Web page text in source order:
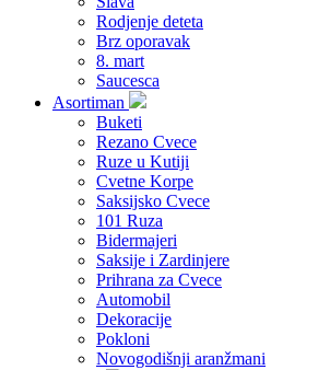
Rodjenje deteta
Brz oporavak
8. mart
Saucesca
Asortiman
Buketi
Rezano Cvece
Ruze u Kutiji
Cvetne Korpe
Saksijsko Cvece
101 Ruza
Bidermajeri
Saksije i Zardinjere
Prihrana za Cvece
Automobil
Dekoracije
Pokloni
Novogodišnji aranžmani